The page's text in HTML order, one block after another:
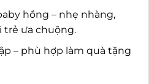
hồng – nhẹ nhàng,
trẻ ưa chuộng.
– phù hợp làm quà tặng